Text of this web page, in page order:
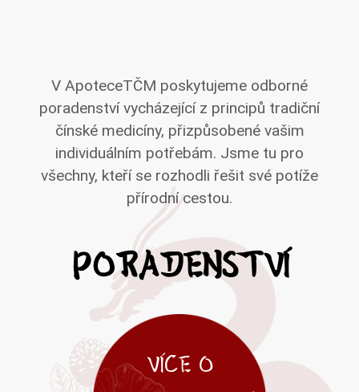
V ApoteceTČM poskytujeme odborné
poradenství vycházející z principů tradiční
čínské medicíny, přizpůsobené vašim
individuálním potřebám. Jsme tu pro
všechny, kteří se rozhodli řešit své potíže
přírodní cestou.
PORADENSTVÍ
VÍCE O